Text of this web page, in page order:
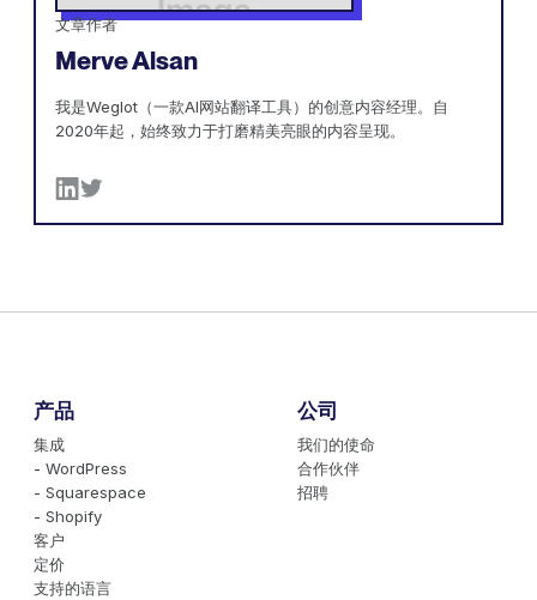
文章作者
Merve Alsan
我是Weglot（一款AI网站翻译工具）的创意内容经理。自
2020年起，始终致力于打磨精美亮眼的内容呈现。
产品
集成
- WordPress
- Squarespace
- Shopify
客户
定价
支持的语言
公司
我们的使命
合作伙伴
招聘